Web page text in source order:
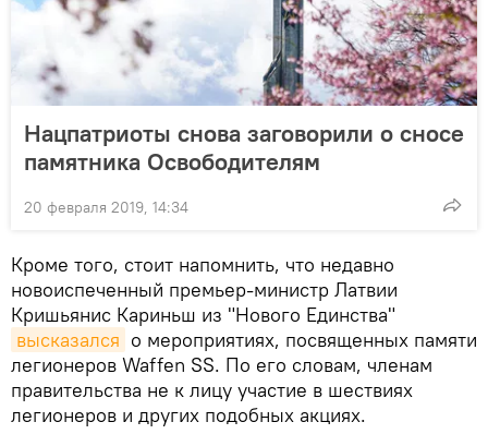
Нацпатриоты снова заговорили о сносе
памятника Освободителям
20 февраля 2019, 14:34
Кроме того, стоит напомнить, что недавно
новоиспеченный премьер-министр Латвии
Кришьянис Кариньш из "Нового Единства"
высказался о мероприятиях, посвященных памяти
легионеров Waffen SS. По его словам, членам
правительства не к лицу участие в шествиях
легионеров и других подобных акциях.